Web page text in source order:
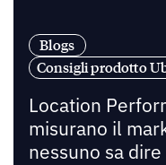
Blogs
Consigli prodotto
Location
misurano il
nessuno sa